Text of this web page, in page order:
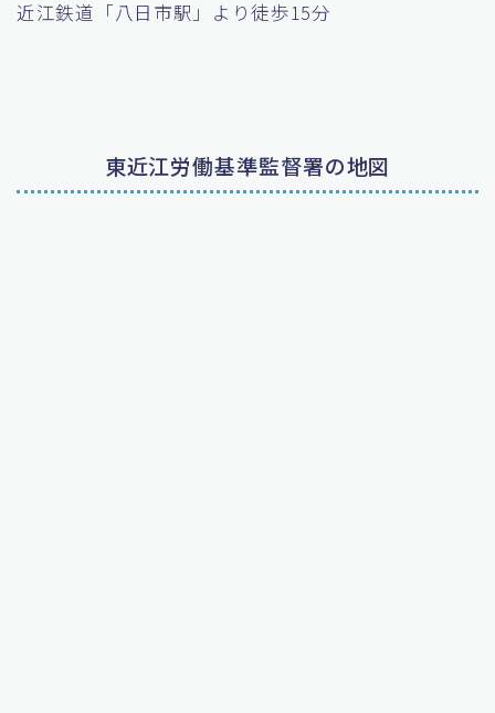
近江鉄道「八日市駅」より徒歩15分
東近江労働基準監督署の地図